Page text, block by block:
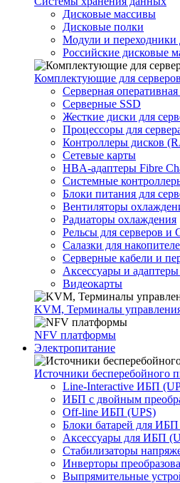
Дисковые массивы
Дисковые полки
Модули и переходники
Российские дисковые
Комплектующие для
Серверная
Серверные SSD
Жесткие диски для
Процессоры для
Контроллеры дисков
Сетевые карты
HBA-адаптеры Fibre
Системные
Блоки питания для
Вентиляторы
Радиаторы охлаждения
Рельсы для серверов
Салазки для
Серверные кабели и
Аксессуары и адаптеры
Видеокарты
KVM, Терминалы
NFV платформы
Электропитание
Источники бесперебойного
Line-Interactive ИБП
ИБП с двойным
Off-line ИБП (UPS)
Блоки батарей для
Аксессуары для ИБП
Стабилизаторы
Инверторы
Выпрямительные